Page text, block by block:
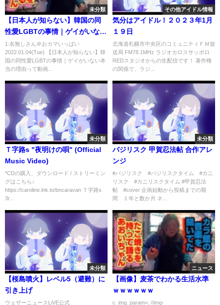
未分類
【日本人が知らない】韓国の同
性愛LGBTの事情｜ゲイがいない
本当の理由
1:名無しさん＠おカマいっぱい
2022.01.04(Tue) 【日本人が知らない】韓
国の同性愛LGBTの事情｜ゲイがいない本
当の理由って動画...
その他アイドル情報
気分はアイドル！２０２３年1月
１９日
北海道札幌市中央区のコミュニティＦＭ放
送局 FM78.1MHz ラジオカロスサッポロ
REDスタジオからの生配信です！ 著作権
の関係で、ラジ...
未分類
Ｔ字路s "夜明けの唄" (Official
Music Video)
*CDの購入、ダウンロード / ストリーミン
グはこちら↓
https://caroline.lnk.to/bncaravan Ｔ字路s
3r...
未分類
バジリスク 甲賀忍法帖 合作アレ
ンジ
#バジリスク #バジリスクタイム #カニ
リスク #カニリスクタイム #甲賀忍法
帖 #cover 企画始動から投稿までの期
間 １年と数か月 ネ...
未分類
【桜島噴火】レベル5（避難）に
引き上げ
ウェザーニュースLiVE公式
ニュース
【画像】麦茶でわかる生活水準
ｗｗｗｗｗｗ
c_img_param=; //img-